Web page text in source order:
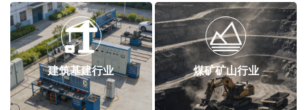
建筑基建行业 煤矿矿山行业